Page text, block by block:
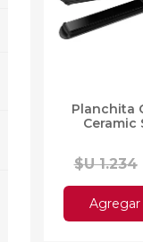
Planchita
Ceramic
$U 1.234
Agregar